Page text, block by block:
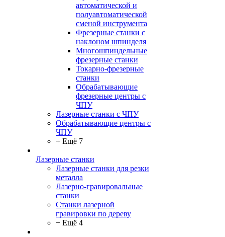
автоматической и
полуавтоматической
сменой инструмента
Фрезерные станки с
наклоном шпинделя
Многошпиндельные
фрезерные станки
Токарно-фрезерные
станки
Обрабатывающие
фрезерные центры с
ЧПУ
Лазерные станки с ЧПУ
Обрабатывающие центры с
ЧПУ
+ Ещё 7
Лазерные станки
Лазерные станки для резки
металла
Лазерно-гравировальные
станки
Станки лазерной
гравировки по дереву
+ Ещё 4